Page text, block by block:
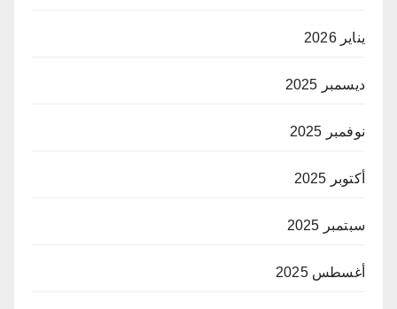
يناير 2026
ديسمبر 2025
نوفمبر 2025
أكتوبر 2025
سبتمبر 2025
أغسطس 2025